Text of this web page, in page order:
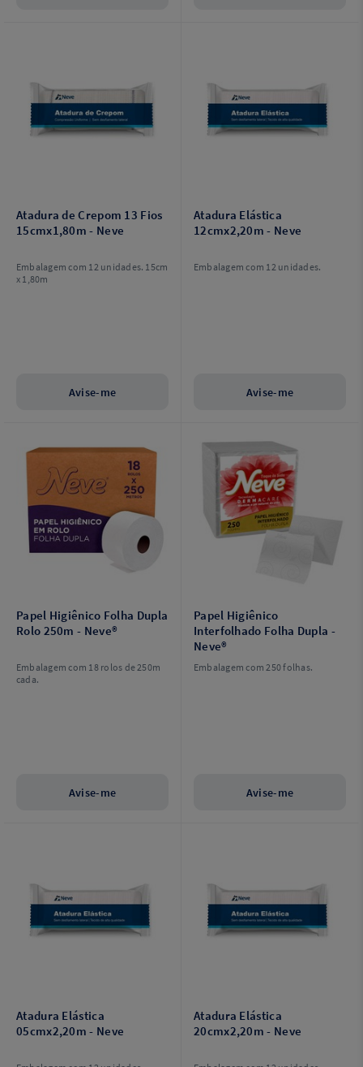
Atadura de Crepom 13 Fios
15cmx1,80m - Neve
Embalagem com 12 unidades. 15cm
x 1,80m
Avise-me
Atadura Elástica
12cmx2,20m - Neve
Embalagem com 12 unidades.
Avise-me
Papel Higiênico Folha Dupla
Rolo 250m - Neve®
Embalagem com 18 rolos de 250m
cada.
Avise-me
Papel Higiênico
Interfolhado Folha Dupla -
Neve®
Embalagem com 250 folhas.
Avise-me
Atadura Elástica
05cmx2,20m - Neve
Atadura Elástica
20cmx2,20m - Neve